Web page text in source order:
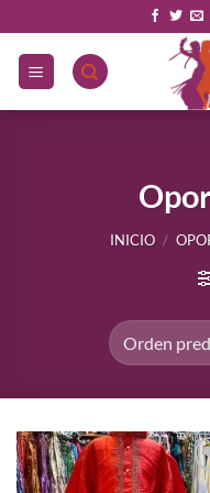
al
contenido
INICIO /